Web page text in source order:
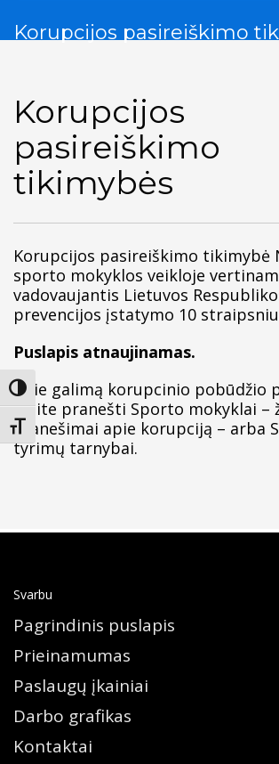
Įjungti didesnį kontrastą
Keisti teksto dydį
Korupcijos pasireiškimo
Korupcijos
pasireiškimo
tikimybės
Korupcijos pasireiškimo tikimybė
sporto mokyklos veikloje
vadovaujantis Lietuvos
prevencijos įstatymo 10
Puslapis atnaujinamas.
Apie galimą korupcinio pobūdžio
galite pranešti Sporto mokyklai –
Pranešimai apie korupciją – arba
tyrimų tarnybai.
Svarbu
Pagrindinis puslapis
Prieinamumas
Paslaugų įkainiai
Darbo grafikas
Kontaktai